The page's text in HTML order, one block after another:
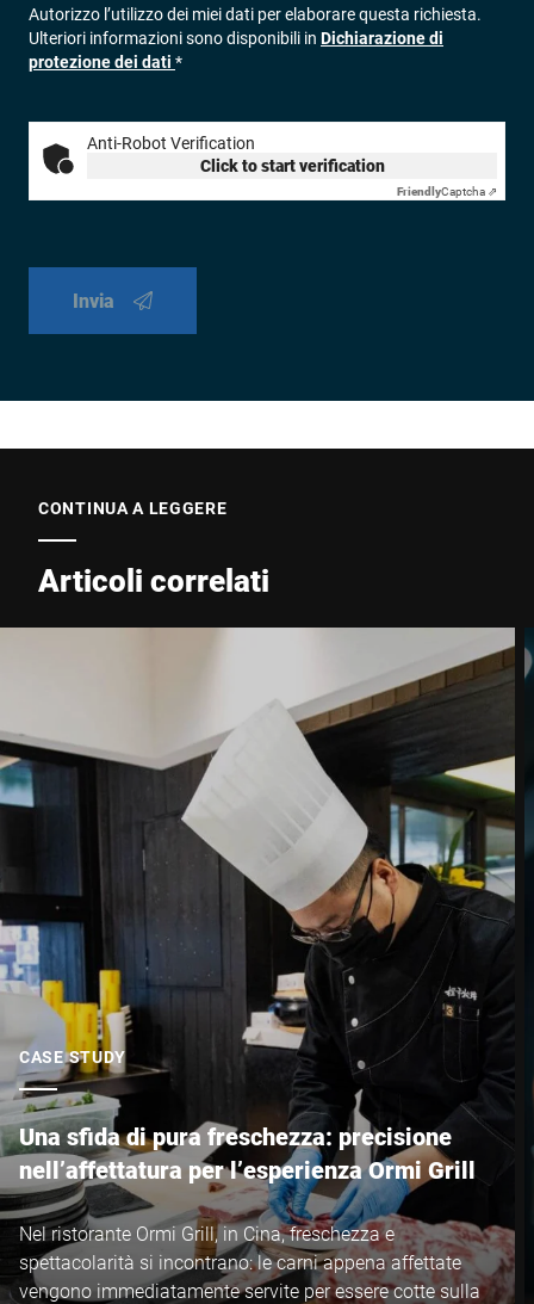
Autorizzo l’utilizzo dei miei dati per elaborare questa richiesta.
Ulteriori informazioni sono disponibili in Dichiarazione di
protezione dei dati *
Anti-Robot Verification
Click to start verification
FriendlyCaptcha ⇗
Invia
CONTINUA A LEGGERE
Articoli correlati
CASE STUDY
Una sfida di pura freschezza: precisione
nell’affettatura per l’esperienza Ormi Grill
Nel ristorante Ormi Grill, in Cina, freschezza e
spettacolarità si incontrano: le carni appena affettate
vengono immediatamente servite per essere cotte sulla